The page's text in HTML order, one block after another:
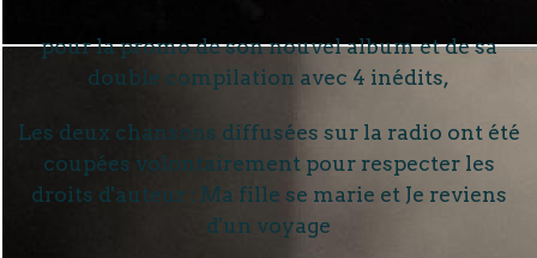
pour la promo de son nouvel album et de sa
double compilation avec 4 inédits,
Les deux chansons diffusées sur la radio ont été
coupées volontairement pour respecter les
droits d'auteur : Ma fille se marie et Je reviens
d'un voyage